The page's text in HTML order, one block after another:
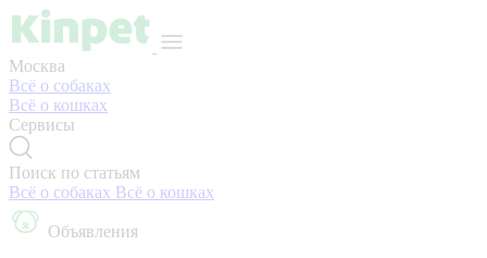
Москва
Всё о собаках
Всё о кошках
Сервисы
Поиск по статьям
Всё о собаках Всё о кошках
Объявления